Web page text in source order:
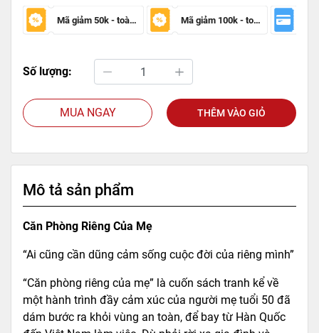
Mã giảm 50k - toàn sàn Mã giảm 100k - toàn sàn
Số lượng:
MUA NGAY THÊM VÀO GIỎ
Mô tả sản phẩm
Căn Phòng Riêng Của Mẹ
“Ai cũng cần dũng cảm sống cuộc đời của riêng mình”
“Căn phòng riêng của mẹ” là cuốn sách tranh kể về
một hành trình đầy cảm xúc của người mẹ tuổi 50 đã
dám bước ra khỏi vùng an toàn, để bay từ Hàn Quốc